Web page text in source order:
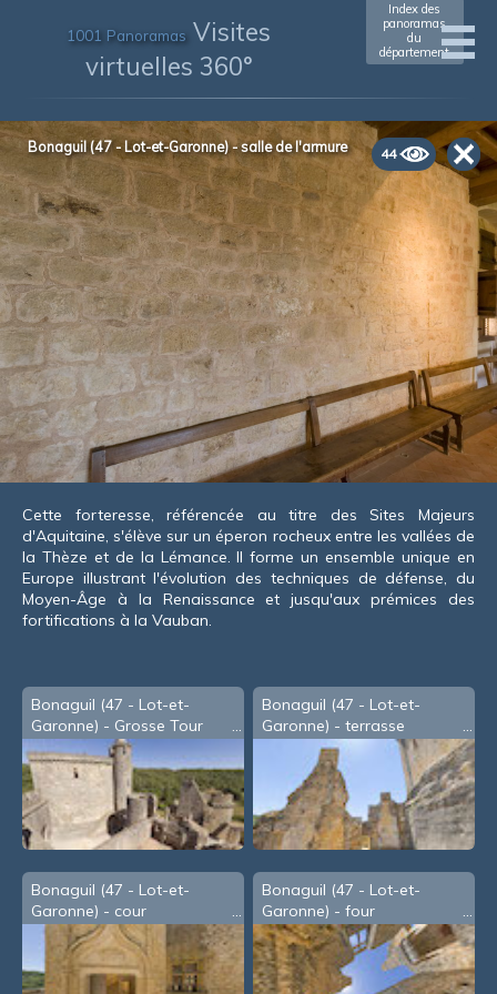
1001 Panoramas Visites
virtuelles 360°
Index des
panoramas
du
département
44
Bonaguil (47 - Lot-et-Garonne) - salle de l'armure
Cette forteresse, référencée au titre des Sites Majeurs
d'Aquitaine, s'élève sur un éperon rocheux entre les vallées de
la Thèze et de la Lémance. Il forme un ensemble unique en
Europe illustrant l'évolution des techniques de défense, du
Moyen-Âge à la Renaissance et jusqu'aux prémices des
fortifications à la Vauban.
Bonaguil (47 - Lot-et-
Garonne) - Grosse Tour
Bonaguil (47 - Lot-et-
Garonne) - terrasse
Bonaguil (47 - Lot-et-
Garonne) - cour
Bonaguil (47 - Lot-et-
Garonne) - four